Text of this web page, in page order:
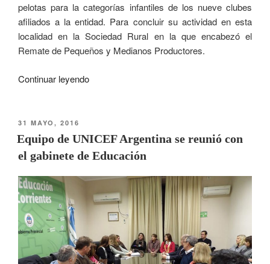
pelotas para la categorías infantiles de los nueve clubes
afiliados a la entidad. Para concluir su actividad en esta
localidad en la Sociedad Rural en la que encabezó el
Remate de Pequeños y Medianos Productores.
Continuar leyendo
31 MAYO, 2016
Equipo de UNICEF Argentina se reunió con
el gabinete de Educación